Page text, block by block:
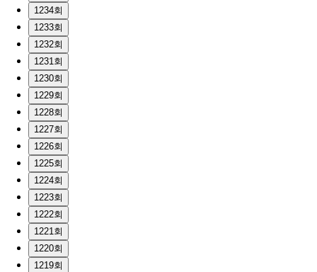
1234회
1233회
1232회
1231회
1230회
1229회
1228회
1227회
1226회
1225회
1224회
1223회
1222회
1221회
1220회
1219회